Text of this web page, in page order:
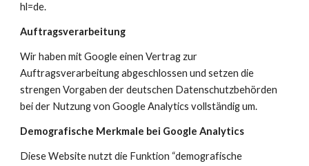
hl=de.
Auftragsverarbeitung
Wir haben mit Google einen Vertrag zur
Auftragsverarbeitung abgeschlossen und setzen die
strengen Vorgaben der deutschen Datenschutzbehörden
bei der Nutzung von Google Analytics vollständig um.
Demografische Merkmale bei Google Analytics
Diese Website nutzt die Funktion “demografische